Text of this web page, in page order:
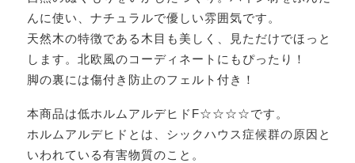
んに使い、ナチュラルで優しい雰囲気です。
天然木の特徴である木目も美しく、見ただけでほっと
します。北欧風のコーディネートにもぴったり！
脚の裏には傷付き防止のフェルト付き！
本商品は低ホルムアルデヒドF☆☆☆☆です。
ホルムアルデヒドとは、シックハウス症候群の原因と
いわれている有害物質のこと。